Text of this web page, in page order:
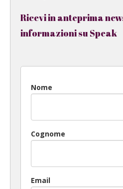
Ricevi in anteprima
informazioni su Speak
Nome
Cognome
Email